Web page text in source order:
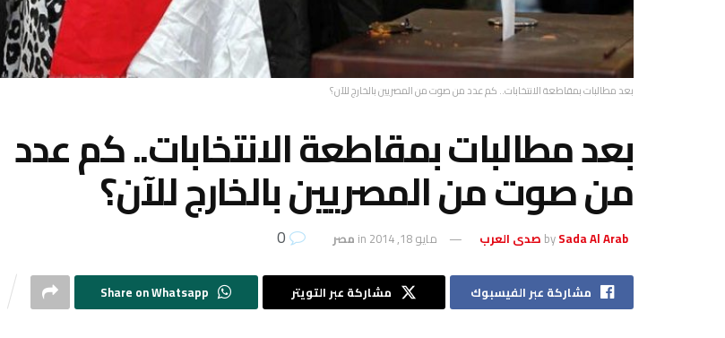
بعد مطالبات بمقاطعة الانتخابات.. كم عدد من صوت من المصريين بالخارج للآن؟
بعد مطالبات بمقاطعة الانتخابات.. كم عدد
من صوت من المصريين بالخارج للآن؟
bySada Al Arab صدى العرب مايو 18, 2014 in مصر
مشاركة عبر الفيسبوك مشاركة عبر التويتر Share on Whatsapp